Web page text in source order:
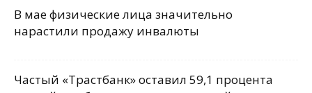
В мае физические лица значительно
нарастили продажу инвалюты
Частый «Трастбанк» оставил 59,1 процента